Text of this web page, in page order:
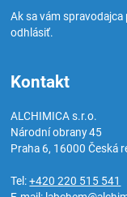
Ak sa vám
odhlásiť.
Kontakt
ALCHIMICA s.r.o.
Národní obrany 45
Praha 6, 16000Česká
Tel:+420 220 515 541